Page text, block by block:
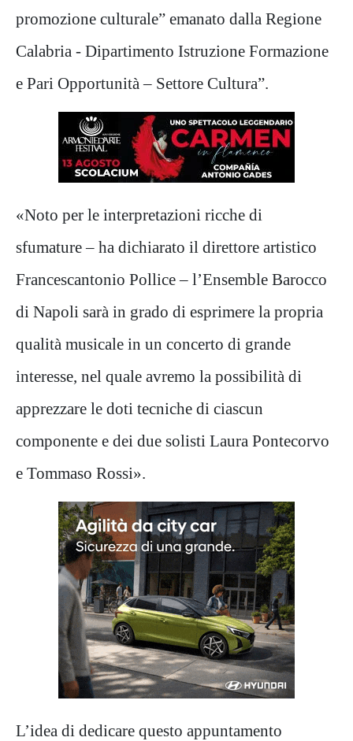
promozione culturale” emanato dalla Regione
Calabria - Dipartimento Istruzione Formazione
e Pari Opportunità – Settore Cultura”.
«Noto per le interpretazioni ricche di
sfumature – ha dichiarato il direttore artistico
Francescantonio Pollice – l’Ensemble Barocco
di Napoli sarà in grado di esprimere la propria
qualità musicale in un concerto di grande
interesse, nel quale avremo la possibilità di
apprezzare le doti tecniche di ciascun
componente e dei due solisti Laura Pontecorvo
e Tommaso Rossi».
L’idea di dedicare questo appuntamento